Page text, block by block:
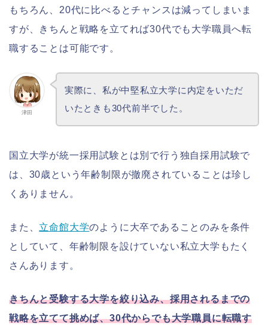
もちろん、20代に比べるとチャンスは減ってしまいま
すが、きちんと戦略を立てれば30代でも大学職員へ転
職することは可能です。
津田
実際に、私が中堅私立大学に内定をいただ
いたときも30代前半でした。
国立大学が統一採用試験とは別で行う独自採用試験で
は、30歳という年齢制限が撤廃されていることは珍し
くありません。
また、 立命館大学のように大卒であることのみを条件
としていて、年齢制限を設けていない私立大学もたく
さんあります。
きちんと受験する大学を絞り込み、採用されるまでの
戦略を立てて挑めば、30代からでも大学職員に転職す